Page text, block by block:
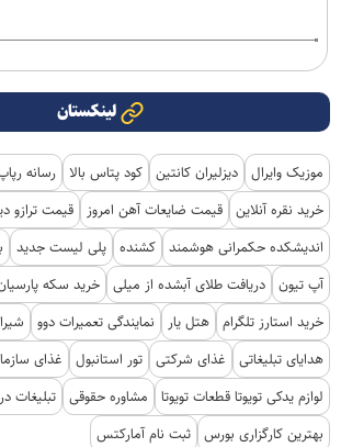
لینکستان
موزیک وایرال دیزلیران کانتین کود پتاس بالا رسانه
خرید نقره آنلاین قیمت ضایعات آهن امروز
قیمت ترازو
اندیشکده حکمرانی هوشمند کشنده پلی لیست جدید
آپ تیون دریافت طلای آبشده از میلی خرید سکه
خرید استارز تلگرام هتل یار نمایندگی تعمیرات دوو
هدایای تبلیغاتی
غذای شرکتی تور استانبول غذای
لوازم یدکی تویوتا قطعات تویوتا
مشاوره حقوقی تبلیغات
بهترین کارگزاری بورس ثبت نام آمارکتس